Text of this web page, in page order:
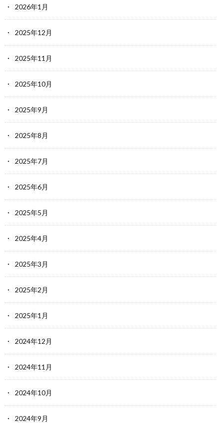
2026年1月
2025年12月
2025年11月
2025年10月
2025年9月
2025年8月
2025年7月
2025年6月
2025年5月
2025年4月
2025年3月
2025年2月
2025年1月
2024年12月
2024年11月
2024年10月
2024年9月